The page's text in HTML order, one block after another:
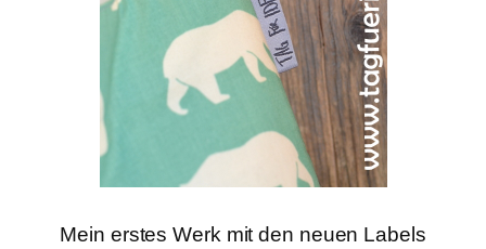
Mein erstes Werk mit den neuen Labels